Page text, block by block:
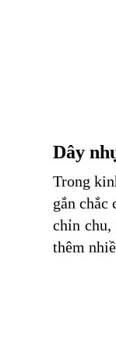
Dây
Trong
gắn chắc
chỉn chu,
thêm